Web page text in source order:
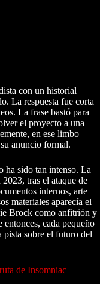
con un historial
La respuesta fue corta
La frase bastó para
el proyecto a una
en ese limbo
anuncio formal.
ha sido tan intenso. La
tras el ataque de
internos, arte
materiales aparecía el
Brock como anfitrión y
cada pequeño
pista sobre el futuro del
de Insomniac